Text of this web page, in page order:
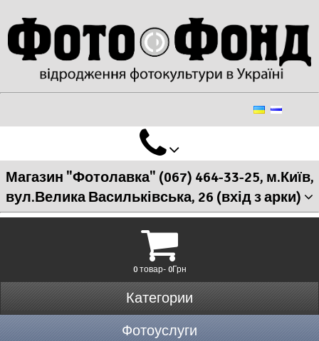
Магазин "Фотолавка" (067) 464-33-25, м.Київ,
вул.Велика Васильківська, 26 (вхід з арки)
0 товар- 0Грн
Категории
Фотоуслуги